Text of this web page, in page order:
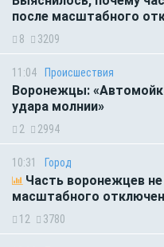
после масштабного
8 3209
11:04 Происшествия
Воронежцы:
удара молнии»
2 2994
10:31 Город
Часть воронежцев
масштабного
12 3780